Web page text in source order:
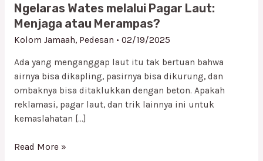
Ngelaras Wates melalui Pagar Laut:
Menjaga atau Merampas?
Kolom Jamaah, Pedesan • 02/19/2025
Ada yang menganggap laut itu tak bertuan bahwa
airnya bisa dikapling, pasirnya bisa dikurung, dan
ombaknya bisa ditaklukkan dengan beton. Apakah
reklamasi, pagar laut, dan trik lainnya ini untuk
kemaslahatan […]
Read More »